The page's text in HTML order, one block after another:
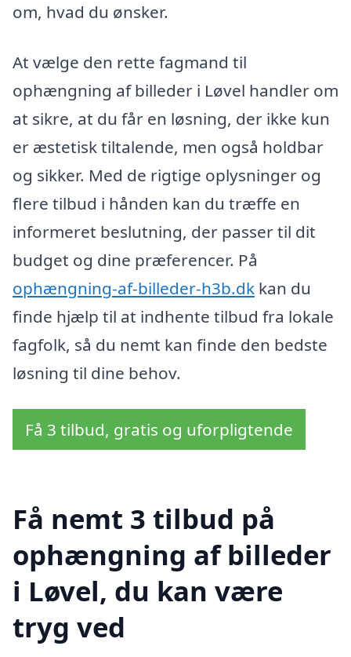
om, hvad du ønsker.
At vælge den rette fagmand til
ophængning af billeder i Løvel handler om
at sikre, at du får en løsning, der ikke kun
er æstetisk tiltalende, men også holdbar
og sikker. Med de rigtige oplysninger og
flere tilbud i hånden kan du træffe en
informeret beslutning, der passer til dit
budget og dine præferencer. På
ophængning-af-billeder-h3b.dk kan du
finde hjælp til at indhente tilbud fra lokale
fagfolk, så du nemt kan finde den bedste
løsning til dine behov.
Få 3 tilbud, gratis og uforpligtende
Få nemt 3 tilbud på
ophængning af billeder
i Løvel, du kan være
tryg ved